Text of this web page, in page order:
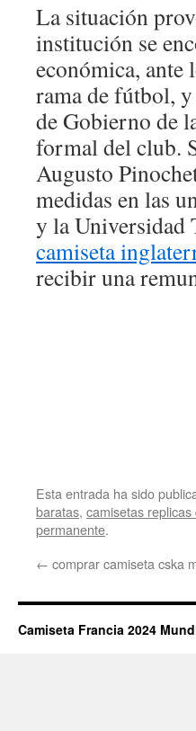
La situación
institución se
económica, ante
rama de fútbol,
de Gobierno de
formal del club.
Augusto
medidas en las
y la Universidad
camiseta
recibir una
Esta entrada ha sido
baratas, camisetas
permanente.
← comprar camiseta cska
Camiseta Francia 2024